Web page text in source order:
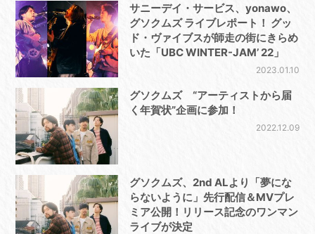
サニーデイ・サービス、yonawo、
グソクムズ ライブレポート！ グッ
ド・ヴァイブスが師走の街にきらめ
いた「UBC WINTER-JAM’ 22」
2023.01.10
グソクムズ “アーティストから届
く年賀状”企画に参加！
2022.12.09
グソクムズ、2nd ALより「夢にな
らないように」先行配信＆MVプレ
ミア公開！リリース記念のワンマン
ライブが決定